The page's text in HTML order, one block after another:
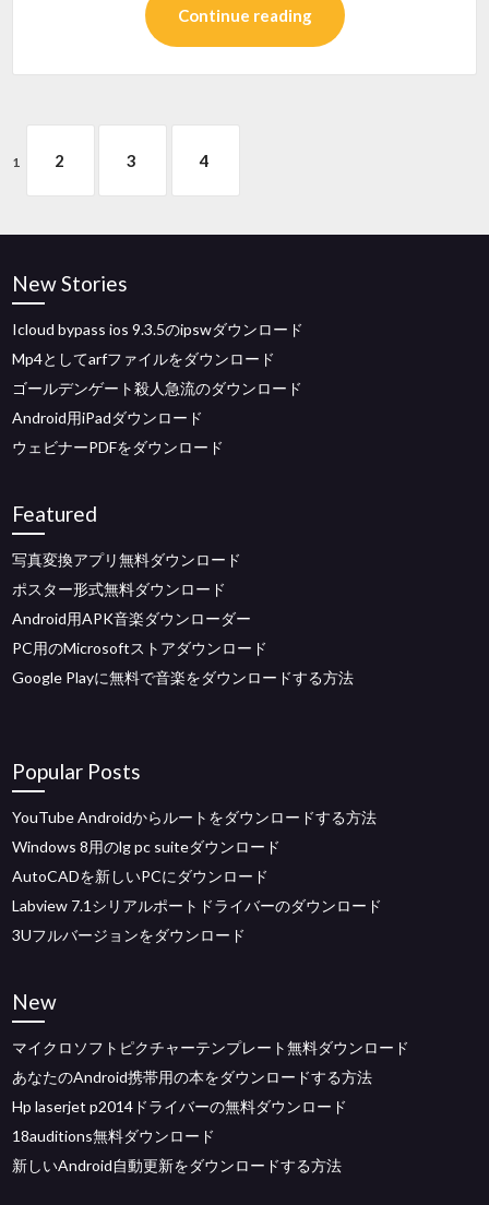
Continue reading
1 2 3 4
New Stories
Icloud bypass ios 9.3.5のipswダウンロード
Mp4としてarfファイルをダウンロード
ゴールデンゲート殺人急流のダウンロード
Android用iPadダウンロード
ウェビナーPDFをダウンロード
Featured
写真変換アプリ無料ダウンロード
ポスター形式無料ダウンロード
Android用APK音楽ダウンローダー
PC用のMicrosoftストアダウンロード
Google Playに無料で音楽をダウンロードする方法
Popular Posts
YouTube Androidからルートをダウンロードする方法
Windows 8用のlg pc suiteダウンロード
AutoCADを新しいPCにダウンロード
Labview 7.1シリアルポートドライバーのダウンロード
3Uフルバージョンをダウンロード
New
マイクロソフトピクチャーテンプレート無料ダウンロード
あなたのAndroid携帯用の本をダウンロードする方法
Hp laserjet p2014ドライバーの無料ダウンロード
18auditions無料ダウンロード
新しいAndroid自動更新をダウンロードする方法